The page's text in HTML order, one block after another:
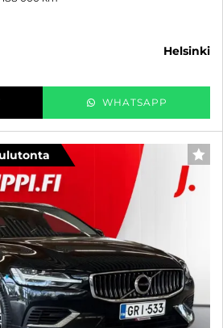
helsinki
WHATSAPP